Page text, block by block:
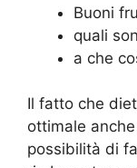
Buoni
quali
a che
Il fatto che
ottimale
possibilità di